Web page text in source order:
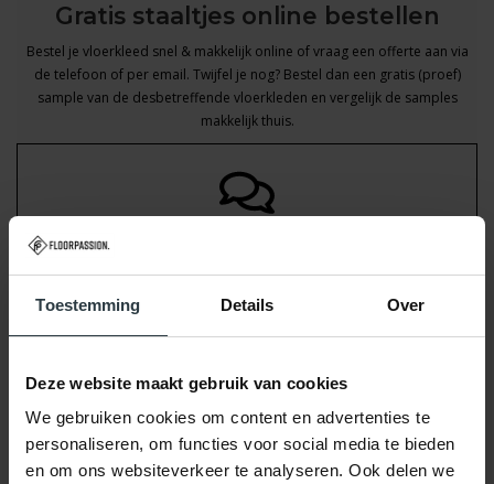
Toestemming Details Over
Deze website maakt gebruik van cookies
We gebruiken cookies om content en advertenties te
personaliseren, om functies voor social media te bieden
en om ons websiteverkeer te analyseren. Ook delen we
Gratis staaltjes online bestellen
Bestel je vloerkleed snel & makkelijk online of vraag een offerte aan via
de telefoon of per email. Twijfel je nog? Bestel dan een gratis (proef)
sample van de desbetreffende vloerkleden en vergelijk de samples
makkelijk thuis.
Voor een snel antwoord kun je terecht op onze pagina met veelgestelde